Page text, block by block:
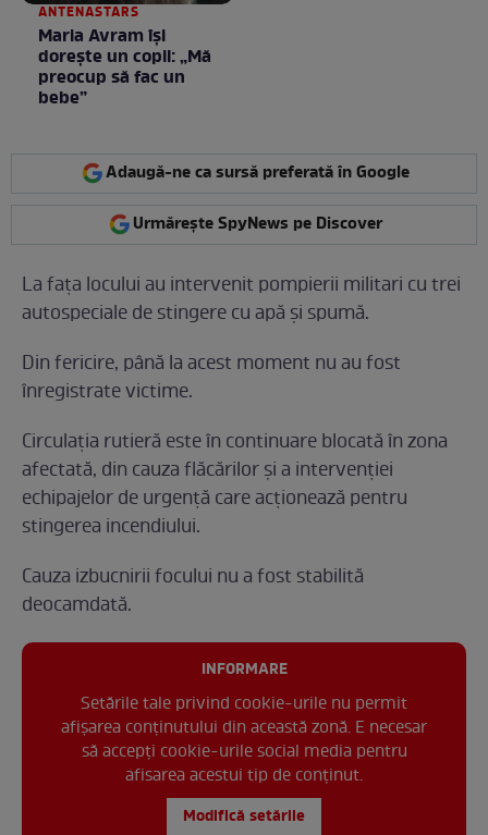
ANTENASTARS
Maria Avram își
dorește un copil: „Mă
preocup să fac un
bebe”
Adaugă-ne ca sursă preferată în Google
Urmărește SpyNews pe Discover
La fața locului au intervenit pompierii militari cu trei
autospeciale de stingere cu apă și spumă.
Din fericire, până la acest moment nu au fost
înregistrate victime.
Circulația rutieră este în continuare blocată în zona
afectată, din cauza flăcărilor și a intervenției
echipajelor de urgență care acționează pentru
stingerea incendiului.
Cauza izbucnirii focului nu a fost stabilită
deocamdată.
INFORMARE
Setările tale privind cookie-urile nu permit
afișarea conținutului din această zonă. E necesar
să accepți cookie-urile social media pentru
afisarea acestui tip de conținut.
Modifică setările